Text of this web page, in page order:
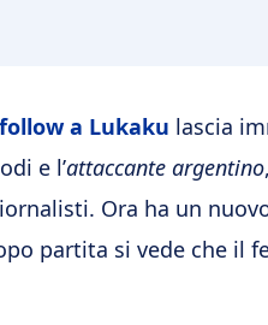
a Lukaku lascia
e l’attaccante argentino
Ora ha un
partita si vede che il